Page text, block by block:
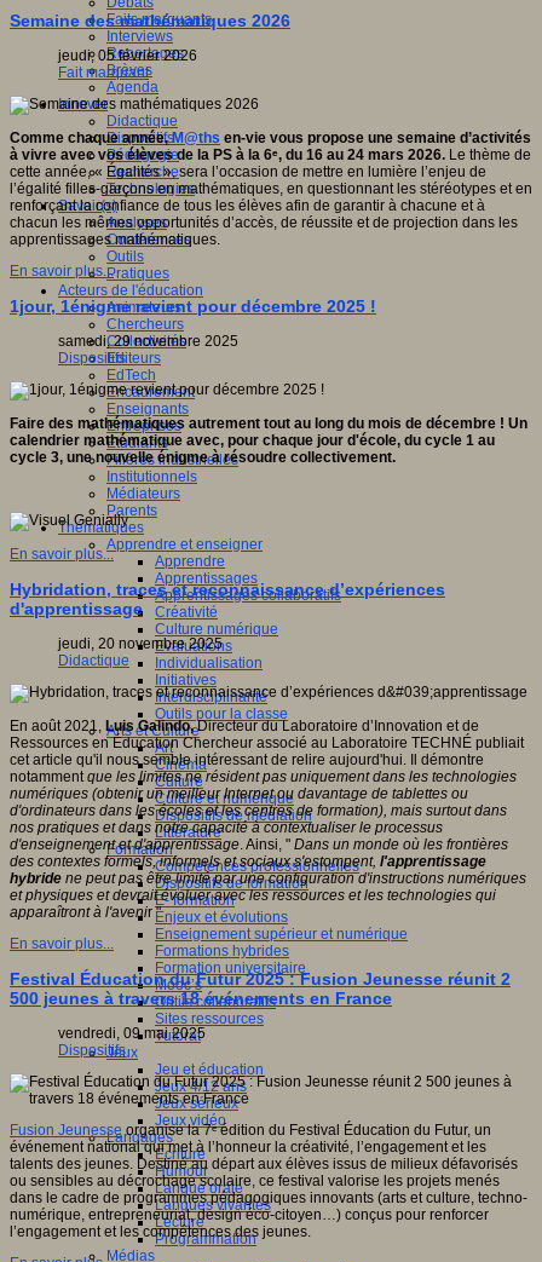
Faits marquants
Interviews
Reportages
Brèves
Agenda
Innover
Didactique
Dispositifs
Pédagogie
Recherche
Technologies
Savoir(s)
Analyses
Conférences
Outils
Pratiques
Acteurs de l'éducation
Animateurs
Chercheurs
Collectivités
Editeurs
EdTech
Encadrement
Enseignants
Entreprises
Etudiants
Filières industrielles
Institutionnels
Médiateurs
Parents
Thématiques
Apprendre et enseigner
Apprendre
Apprentissages
Apprentissages collaboratifs
Créativité
Culture numérique
Evaluations
Individualisation
Initiatives
Interdisciplinarité
Outils pour la classe
Arts et Culture
Art
Cinéma
Culture
Culture et numérique
Dispositifs de médiation
Littérature
Formation
Compétences professionnelles
Dispositifs de formation
E- formation
Enjeux et évolutions
Enseignement supérieur et numérique
Formations hybrides
Formation universitaire
Mooc’s
Outils collaboratifs
Sites ressources
Tutorat
Jeux
Jeu et éducation
Jeux 4/12 ans
Jeux sérieux
Jeux vidéo
Langages
Ecriture
Humour
Langue orale
Langues vivantes
Lecture
Programmation
Médias
Semaine des mathématiques 2026
jeudi, 05 février 2026
Fait marquant
Comme chaque année,M@ths en-vie vous propose une semaine d’activités
à vivre avec vos élèves de la PS à la 6ᵉ, du 16 au 24 mars 2026. Le thème de
cette année, « Égalités », sera l’occasion de mettre en lumière l’enjeu de
l’égalité filles-garçons en mathématiques, en questionnant les stéréotypes et en
renforçant la confiance de tous les élèves afin de garantir à chacune et à
chacun les mêmes opportunités d’accès, de réussite et de projection dans les
apprentissages mathématiques.
En savoir plus...
1jour, 1énigme revient pour décembre 2025 !
samedi, 29 novembre 2025
Dispositifs
Faire des mathématiques autrement tout au long du mois de décembre ! Un
calendrier mathématique avec, pour chaque jour d'école, du cycle 1 au
cycle 3, une nouvelle énigme à résoudre collectivement.
En savoir plus...
Hybridation, traces et reconnaissance d’expériences
d'apprentissage
jeudi, 20 novembre 2025
Didactique
En août 2021, Luis Galindo,Directeur du Laboratoire d’Innovation et de
Ressources en Éducation Chercheur associé au Laboratoire TECHNÉ publiait
cet article qu'il nous semble intéressant de relire aujourd'hui. Il démontre
notammentque les limites ne résident pas uniquement dans les technologies
numériques (obtenir un meilleur Internet ou davantage de tablettes ou
d'ordinateurs dans les écoles et les centres de formation), mais surtout dans
nos pratiques et dans notre capacité à contextualiser le processus
d'enseignement et d'apprentissage. Ainsi, " Dans un monde où les frontières
des contextes formels, informels et sociaux s'estompent, l'apprentissage
hybride ne peut pas être limité par une configuration d'instructions numériques
et physiques et devrait évoluer avec les ressources et les technologies qui
apparaîtront à l'avenir "
En savoir plus...
Festival Éducation du Futur 2025 : Fusion Jeunesse réunit 2
500 jeunes à travers 18 événements en France
vendredi, 09 mai 2025
Dispositifs
Fusion Jeunesseorganise la 7ᵉ édition du Festival Éducation du Futur, un
événement national qui met à l’honneur la créativité, l’engagement et les
talents des jeunes. Destiné au départ aux élèves issus de milieux défavorisés
ou sensibles au décrochage scolaire, ce festival valorise les projets menés
dans le cadre de programmes pédagogiques innovants (arts et culture, techno-
numérique, entrepreneuriat, design éco-citoyen…) conçus pour renforcer
l’engagement et les compétences des jeunes.